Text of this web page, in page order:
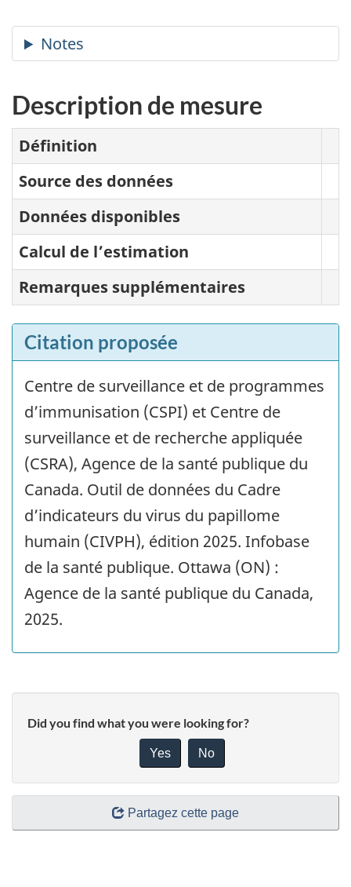
Description de mesure
Définition
Source des données
Données disponibles
Calcul de l’estimation
Remarques supplémentaires
Citation proposée
Centre de surveillance et de programmes
d’immunisation (CSPI) et Centre de
surveillance et de recherche appliquée
(CSRA), Agence de la santé publique du
Canada. Outil de données du Cadre
d’indicateurs du virus du papillome
humain (CIVPH), édition 2025. Infobase
de la santé publique. Ottawa (ON) :
Agence de la santé publique du Canada,
2025.
Did you find what you were looking for?
Yes No
Partagez cette page